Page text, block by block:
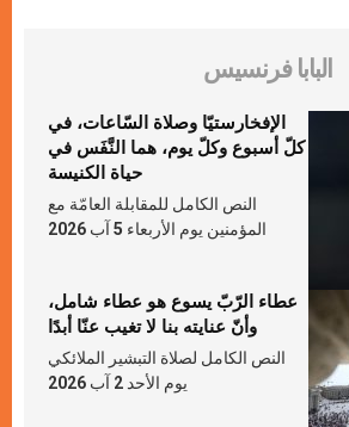
البابا فرنسيس
الإفخارستيّا وصلاة السّاعات، في
كلّ أسبوع وكلّ يوم، هما النَّفَس في
حياة الكنيسة
النص الكامل للمقابلة العامّة مع
المؤمنين يوم الأربعاء 5 آب 2026
عطاء الرّبّ يسوع هو عطاء شامل،
وأنّ عنايته بنا لا تغيب عنّا أبدًا
النص الكامل لصلاة التبشير الملائكي
يوم الأحد 2 آب 2026